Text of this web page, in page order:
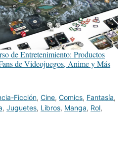
de Entretenimiento: Productos
de Videojuegos, Anime y Más
Ficción, Cine, Comics, Fantasía,
, Juguetes, Libros, Manga, Rol,